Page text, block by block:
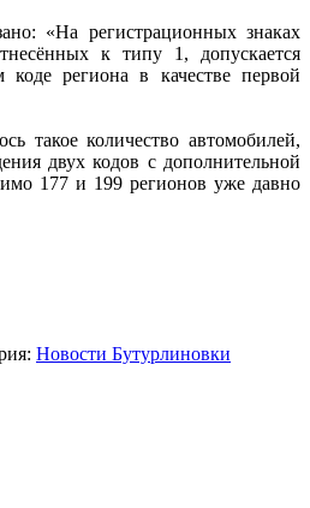
«На регистрационных знаках
к типу 1, допускается
коде региона в качестве первой
такое количество автомобилей,
двух кодов с дополнительной
177 и 199 регионов уже давно
Новости Бутурлиновки